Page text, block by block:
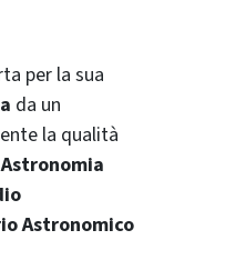
per la sua
da un
la qualità
Astronomico